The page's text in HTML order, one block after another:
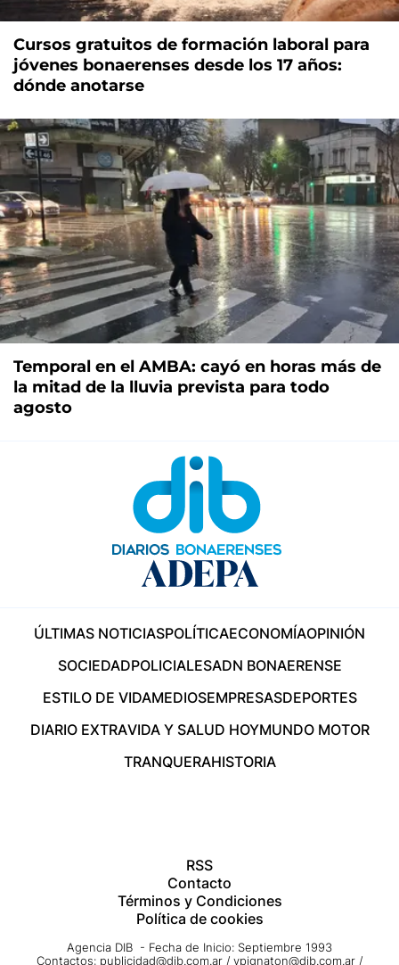
Cursos gratuitos de formación laboral para
jóvenes bonaerenses desde los 17 años:
dónde anotarse
Temporal en el AMBA: cayó en horas más de
la mitad de la lluvia prevista para todo
agosto
ÚLTIMAS NOTICIASPOLÍTICAECONOMÍAOPINIÓN
SOCIEDADPOLICIALESADN BONAERENSE
ESTILO DE VIDAMEDIOSEMPRESASDEPORTES
DIARIO EXTRAVIDA Y SALUD HOYMUNDO MOTOR
TRANQUERAHISTORIA
RSS
Contacto
Términos y Condiciones
Política de cookies
Agencia DIB - Fecha de Inicio: Septiembre 1993
Contactos: publicidad@dib.com.ar / vpignaton@dib.com.ar /